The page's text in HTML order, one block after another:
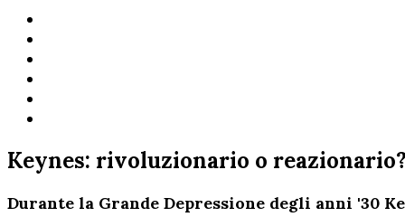
Keynes: rivoluzionario o
Durante la Grande Depressione degli anni '30